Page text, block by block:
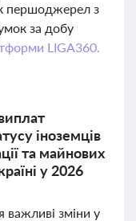
першоджерел з
за добу
LIGA360.
іноземців
та майнових
у 2026
важливі зміни у